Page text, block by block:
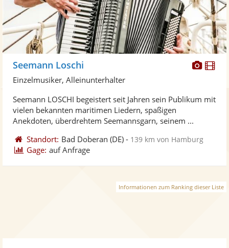
Fotos
Seemann Loschi
Einzelmusiker, Alleinunterhalter
Seemann LOSCHI begeistert seit Jahren sein Publikum mit
vielen bekannten maritimen Liedern, spaßigen
Anekdoten, überdrehtem Seemannsgarn, seinem ...
Standort: Bad Doberan (DE) - 139 km von Hamburg
Gage: auf Anfrage
Informationen zum Ranking dieser Liste